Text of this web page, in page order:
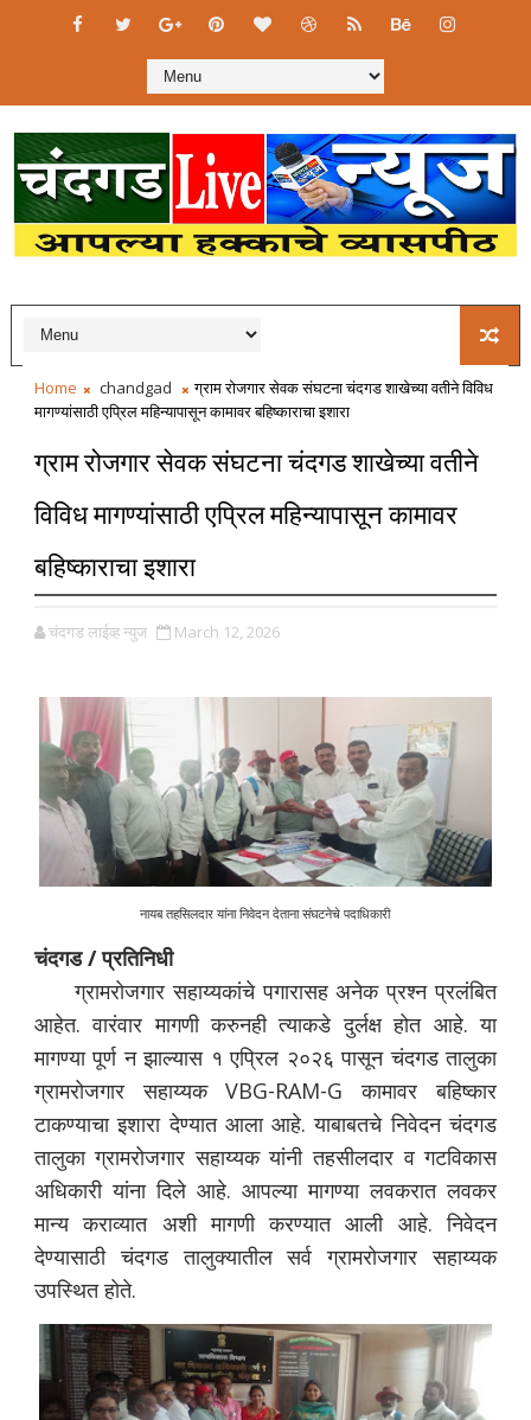
Home chandgad
ग्राम रोजगार सेवक संघटना चंदगड शाखेच्या वतीने विविध
मागण्यांसाठी एप्रिल महिन्यापासून कामावर बहिष्काराचा इशारा
ग्राम रोजगार सेवक संघटना चंदगड शाखेच्या वतीने
विविध मागण्यांसाठी एप्रिल महिन्यापासून कामावर
बहिष्काराचा इशारा
चंदगड लाईव्ह न्युज March 12, 2026
नायब तहसिलदार यांना निवेदन देताना संघटनेचे पदाधिकारी
चंदगड / प्रतिनिधी
ग्रामरोजगार सहाय्यकांचे पगारासह अनेक प्रश्न प्रलंबित
आहेत. वारंवार मागणी करुनही त्याकडे दुर्लक्ष होत आहे. या
मागण्या पूर्ण न झाल्यास १ एप्रिल २०२६ पासून चंदगड तालुका
ग्रामरोजगार सहाय्यक VBG-RAM-G कामावर बहिष्कार
टाकण्याचा इशारा देण्यात आला आहे. याबाबतचे निवेदन चंदगड
तालुका ग्रामरोजगार सहाय्यक यांनी तहसीलदार व गटविकास
अधिकारी यांना दिले आहे. आपल्या मागण्या लवकरात लवकर
मान्य कराव्यात अशी मागणी करण्यात आली आहे. निवेदन
देण्यासाठी चंदगड तालुक्यातील सर्व ग्रामरोजगार सहाय्यक
उपस्थित होते.